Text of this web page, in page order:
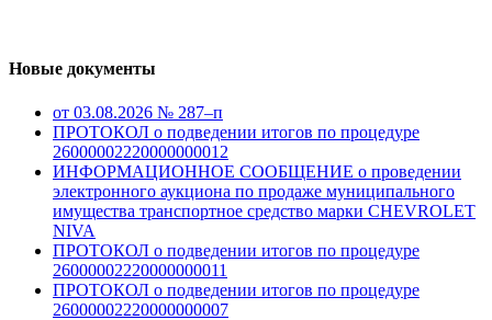
Новые документы
от 03.08.2026 № 287–п
ПРОТОКОЛ о подведении итогов по процедуре
26000002220000000012
ИНФОРМАЦИОННОЕ СООБЩЕНИЕ о проведении
электронного аукциона по продаже муниципального
имущества транспортное средство марки CHEVROLET
NIVA
ПРОТОКОЛ о подведении итогов по процедуре
26000002220000000011
ПРОТОКОЛ о подведении итогов по процедуре
26000002220000000007